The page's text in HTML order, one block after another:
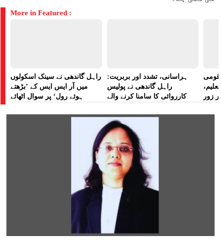
More in Featured :
راہل گاندھی نے سینک اسکولوں
میں آر ایس ایس کے ’بڑھتے
ہوئے رول‘ پر سوال اٹھائے
ہراسانی، تشدد اور بربریت:
راہل گاندھی نے پولیس
کارروائی کا سامنا کرنے والے
قومی
زور